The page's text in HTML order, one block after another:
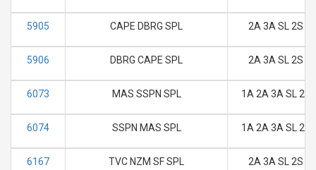
5905 CAPE DBRG SPL 2A 3A SL 2S
5906 DBRG CAPE SPL 2A 3A SL 2S
6073 MAS SSPN SPL 1A 2A 3A SL 2S
6074 SSPN MAS SPL 1A 2A 3A SL 2S
6167 TVC NZM SF SPL 2A 3A SL 2S